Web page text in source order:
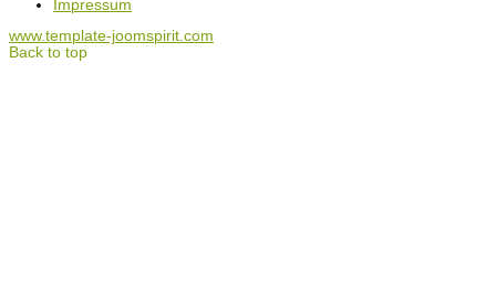
Impressum
www.template-joomspirit.com
Back to top